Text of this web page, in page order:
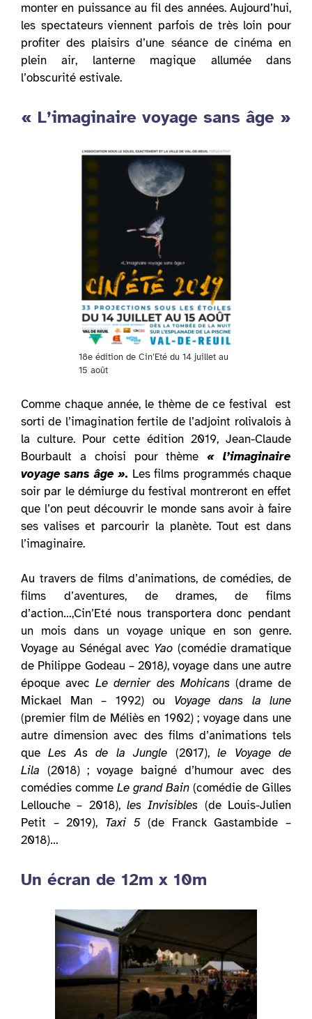
monter en puissance au fil des années. Aujourd’hui,
les spectateurs viennent parfois de très loin pour
profiter des plaisirs d’une séance de cinéma en
plein air, lanterne magique allumée dans
l’obscurité estivale.
« L’imaginaire voyage sans âge »
18e édition de Cin’Eté du 14 juillet au
15 août
Comme chaque année, le thème de ce festival est
sorti de l’imagination fertile de l’adjoint rolivalois à
la culture. Pour cette édition 2019, Jean-Claude
Bourbault a choisi pour thème« l’imaginaire
voyage sans âge ». Les films programmés chaque
soir par le démiurge du festival montreront en effet
que l’on peut découvrir le monde sans avoir à faire
ses valises et parcourir la planète. Tout est dans
l’imaginaire.
Au travers de films d’animations, de comédies, de
films d’aventures, de drames, de films
d’action…,Cin’Eté nous transportera donc pendant
un mois dans un voyage unique en son genre.
Voyage au Sénégal avec Yao (comédie dramatique
de Philippe Godeau – 2018), voyage dans une autre
époque avecLe dernier des Mohicans (drame de
Mickael Man – 1992) ou Voyage dans la lune
(premier film de Méliès en 1902) ; voyage dans une
autre dimension avec des films d’animations tels
queLes As de la Jungle (2017),le Voyage de
Lila (2018) ; voyage baigné d’humour avec des
comédies comme Le grand Bain (comédie de Gilles
Lellouche – 2018), les Invisibles (de Louis-Julien
Petit – 2019), Taxi 5(de Franck Gastambide –
2018)…
Un écran de 12m x 10m